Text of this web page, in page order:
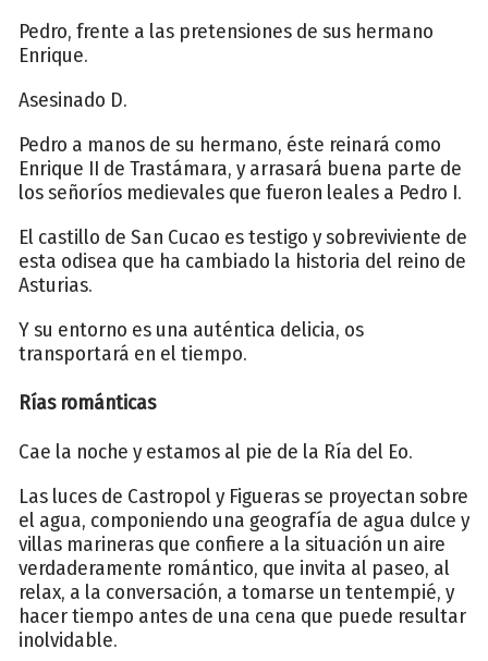
Pedro, frente a las pretensiones de sus hermano
Enrique.
Asesinado D.
Pedro a manos de su hermano, éste reinará como
Enrique II de Trastámara, y arrasará buena parte de
los señoríos medievales que fueron leales a Pedro I.
El castillo de San Cucao es testigo y sobreviviente de
esta odisea que ha cambiado la historia del reino de
Asturias.
Y su entorno es una auténtica delicia, os
transportará en el tiempo.
Rías románticas
Cae la noche y estamos al pie de la Ría del Eo.
Las luces de Castropol y Figueras se proyectan sobre
el agua, componiendo una geografía de agua dulce y
villas marineras que confiere a la situación un aire
verdaderamente romántico, que invita al paseo, al
relax, a la conversación, a tomarse un tentempié, y
hacer tiempo antes de una cena que puede resultar
inolvidable.